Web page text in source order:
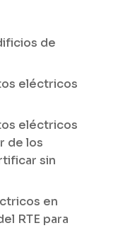
de
eléctricos
eléctricos
de los
sin
en
RTE para